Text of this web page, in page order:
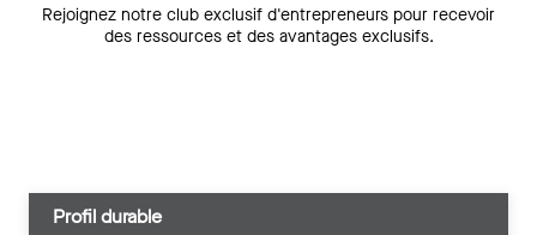
Rejoignez notre club exclusif d'entrepreneurs pour recevoir
des ressources et des avantages exclusifs.
Profil durable